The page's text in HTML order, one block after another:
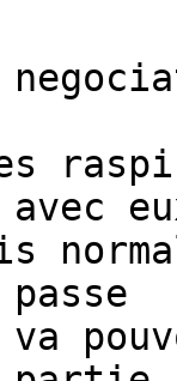
va